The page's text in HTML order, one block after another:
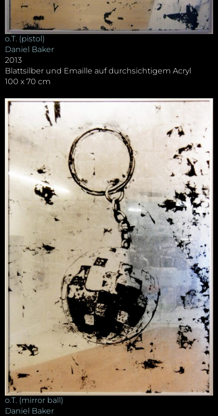
o.T. (pistol)
Daniel Baker
2013
Blattsilber und Emaille auf durchsichtigem Acryl
100 x 70 cm
o.T. (mirror ball)
Daniel Baker